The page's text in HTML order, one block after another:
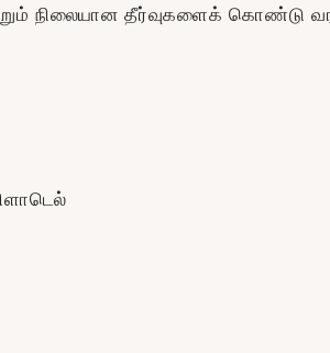
நிலையான தீர்வுகளைக் கொண்டு வர